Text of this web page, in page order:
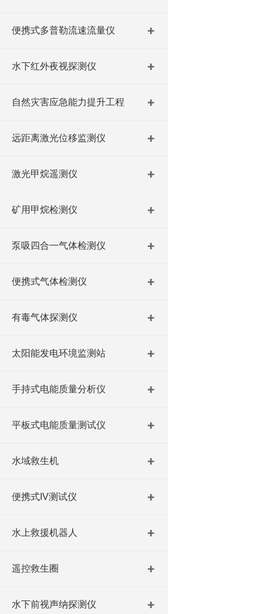
便携式多普勒流速流量仪
水下红外夜视探测仪
自然灾害应急能力提升工程
远距离激光位移监测仪
激光甲烷遥测仪
矿用甲烷检测仪
泵吸四合一气体检测仪
便携式气体检测仪
有毒气体探测仪
太阳能发电环境监测站
手持式电能质量分析仪
平板式电能质量测试仪
水域救生机
便携式IV测试仪
水上救援机器人
遥控救生圈
水下前视声纳探测仪